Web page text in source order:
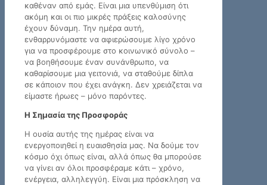
καθέναν από εμάς. Είναι μια υπενθύμιση ότι
ακόμη και οι πιο μικρές πράξεις καλοσύνης
έχουν δύναμη. Την ημέρα αυτή,
ενθαρρυνόμαστε να αφιερώσουμε λίγο χρόνο
για να προσφέρουμε στο κοινωνικό σύνολο –
να βοηθήσουμε έναν συνάνθρωπο, να
καθαρίσουμε μια γειτονιά, να σταθούμε δίπλα
σε κάποιον που έχει ανάγκη. Δεν χρειάζεται να
είμαστε ήρωες – μόνο παρόντες.
Η Σημασία της Προσφοράς
Η ουσία αυτής της ημέρας είναι να
ενεργοποιηθεί η ευαισθησία μας. Να δούμε τον
κόσμο όχι όπως είναι, αλλά όπως θα μπορούσε
να γίνει αν όλοι προσφέραμε κάτι – χρόνο,
ενέργεια, αλληλεγγύη. Είναι μια πρόσκληση να